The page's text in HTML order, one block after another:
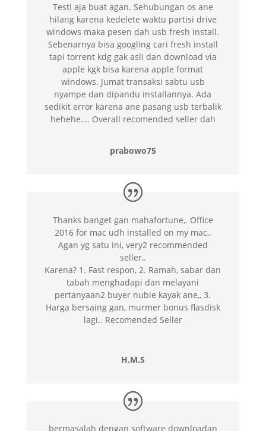
Testi aja buat agan. Sehubungan os ane
hilang karena kedelete waktu partisi drive
windows maka pesen dah usb fresh install.
Sebenarnya bisa googling cari fresh install
tapi torrent kdg gak asli dan download via
apple kgk bisa karena apple format
windows. Jumat transaksi sabtu usb
nyampe dan dipandu installannya. Ada
sedikit error karena ane pasang usb terbalik
hehehe…. Overall recomended seller dah
prabowo75
Thanks banget gan mahafortune,. Office
2016 for mac udh installed on my mac,.
Agan yg satu ini, very2 recommended
seller,.
Karena? 1. Fast respon, 2. Ramah, sabar dan
tabah menghadapi dan melayani
pertanyaan2 buyer nubie kayak ane,, 3.
Harga bersaing gan, murmer bonus flasdisk
lagi.. Recomended Seller
H.M.S
bermasalah dengan software downloadan